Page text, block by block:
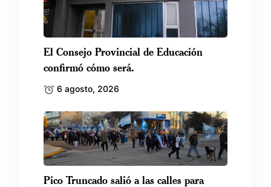
El Consejo Provincial de Educación
confirmó cómo será.
6 agosto, 2026
Pico Truncado salió a las calles para